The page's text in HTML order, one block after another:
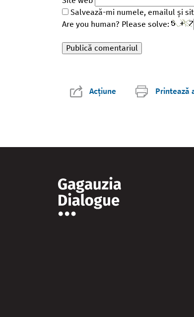
Salvează-mi numele, emailul și
Are you human? Please solve:
Acțiune Printează